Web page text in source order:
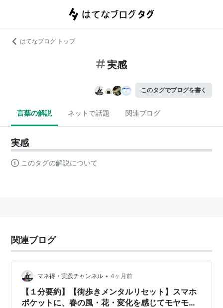
はてなブログ トップ
実感
このタグでブログを書く
言葉の解説 ネットで話題 関連ブログ
実感
このタグの解説について
関連ブログ
マネ得・実践チャンネル • 4ヶ月前
【１分要約】【街歩きメンタルリセット】スマホ
ポケットに、春の風・花・変化を感じてモヤモヤ